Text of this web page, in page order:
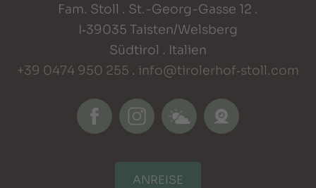
Fam. Stoll . St.-Georg-Gasse 12 .
I‑39035 Taisten/Welsberg
Südtirol . Italien
+39 0474 950 255 . info@tirolerhof‑stoll.com
ANREISE